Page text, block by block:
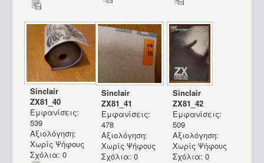
Sinclair
ZX81_40
Εμφανίσεις:
539
Αξιολόγηση:
Χωρίς Ψήφους
Σχόλια: 0
Sinclair
ZX81_41
Εμφανίσεις:
478
Αξιολόγηση:
Χωρίς Ψήφους
Σχόλια: 0
Sinclair
ZX81_42
Εμφανίσεις:
509
Αξιολόγηση:
Χωρίς Ψήφους
Σχόλια: 0